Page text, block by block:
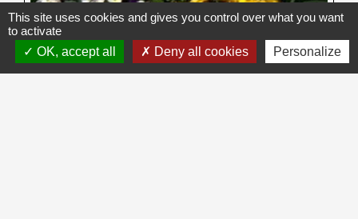
This site uses cookies and gives you control over what you want
to activate
OK, accept all
Deny all cookies Personalize